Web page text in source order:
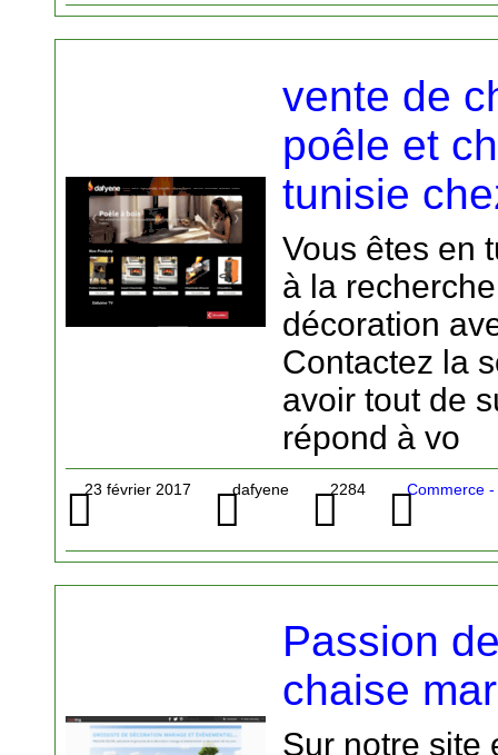
vente de
poêle et
tunisie
Vous êtes en
à la
décoration
Contactez la
avoir tout de
répond à vo
23 février 2017 dafyene 2284 Commerce
Passion
chaise
Sur notre site